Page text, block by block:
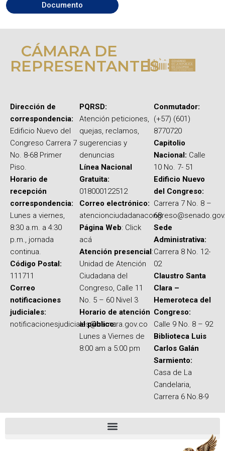
Documento
CÁMARA DE
REPRESENTANTES
Dirección de
correspondencia:
Edificio Nuevo del
Congreso Carrera 7
No. 8-68 Primer
Piso.
Horario de
recepción
correspondencia:
Lunes a viernes,
8:30 a.m. a 4:30
p.m., jornada
continua.
Código Postal:
111711
Correo
notificaciones
judiciales:
notificacionesjudiciales@camara.gov.co
PQRSD:
Atención peticiones,
quejas, reclamos,
sugerencias y
denuncias
Línea Nacional
Gratuita:
018000122512
Correo electrónico:
Página Web: Click
acá
Atención presencial:
Unidad de Atención
Ciudadana del
Congreso, Calle 11
No. 5 – 60 Nivel 3
Horario de atención
al público:
Lunes a Viernes de
8:00 am a 5:00 pm
Conmutador:
(+57) (601)
8770720
Capitolio
Nacional: Calle
10 No. 7- 51
Edificio Nuevo
del Congreso:
Carrera 7 No. 8 –
68
Sede
Administrativa:
Carrera 8 No. 12-
02
Claustro Santa
Clara –
Hemeroteca del
Congreso:
Calle 9 No. 8 – 92
Biblioteca Luis
Carlos Galán
Sarmiento:
Casa de La
Candelaria,
Carrera 6 No.8-9